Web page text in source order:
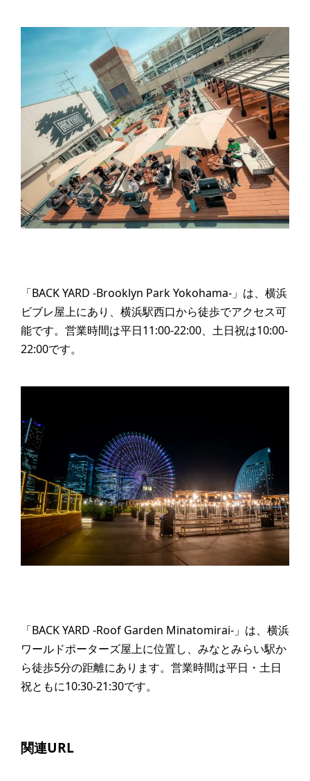
「BACK YARD -Brooklyn Park Yokohama-」は、横浜
ビブレ屋上にあり、横浜駅西口から徒歩でアクセス可
能です。営業時間は平日11:00-22:00、土日祝は10:00-
22:00です。
「BACK YARD -Roof Garden Minatomirai-」は、横浜
ワールドポーターズ屋上に位置し、みなとみらい駅か
ら徒歩5分の距離にあります。営業時間は平日・土日
祝ともに10:30-21:30です。
関連URL